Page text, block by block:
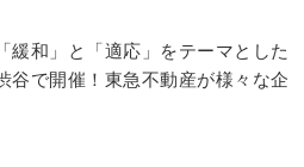
緩和」と「適応」をテーマとした
谷で開催！東急不動産が様々な企